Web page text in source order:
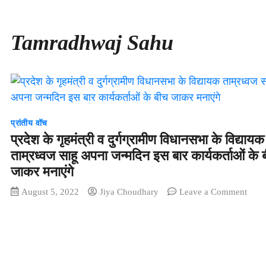
Tamradhwaj Sahu
प्रांतीय वॉच
प्रदेश के गृहमंत्री व दुर्गग्रामीण विधानसभा के विद्यायक
ताम्रध्वज साहू अपना जन्मदिन इस बार कार्यकर्ताओं के
जाकर मनाएंगे
August 5, 2022 Jiya Choudhary Leave a Commenton